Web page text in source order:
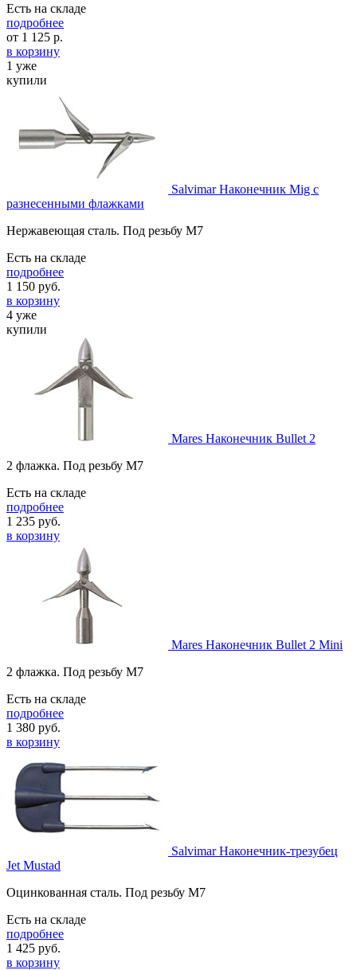
Есть на складе
подробнее
от 1 125 р.
в корзину
1 уже
купили
Salvimar Наконечник Mig с
разнесенными флажками
Нержавеющая сталь. Под резьбу М7
Есть на складе
подробнее
1 150 руб.
в корзину
4 уже
купили
Mares Наконечник Bullet 2
2 флажка. Под резьбу М7
Есть на складе
подробнее
1 235 руб.
в корзину
Mares Наконечник Bullet 2 Mini
2 флажка. Под резьбу М7
Есть на складе
подробнее
1 380 руб.
в корзину
Salvimar Наконечник-трезубец
Jet Mustad
Оцинкованная сталь. Под резьбу M7
Есть на складе
подробнее
1 425 руб.
в корзину